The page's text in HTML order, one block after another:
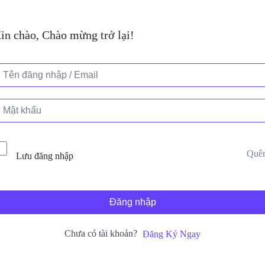
chào, Chào mừng trở lại!
Lưu đăng nhập
Đăng nhập
Chưa có tài khoản? Đăng Ký Ngay